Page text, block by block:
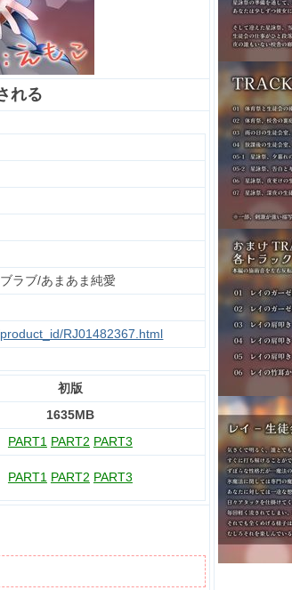
れる
ラブ/あまあま純愛
RJ01482367.html
初版
1635MB
PART1 PART2 PART3
PART1 PART2 PART3